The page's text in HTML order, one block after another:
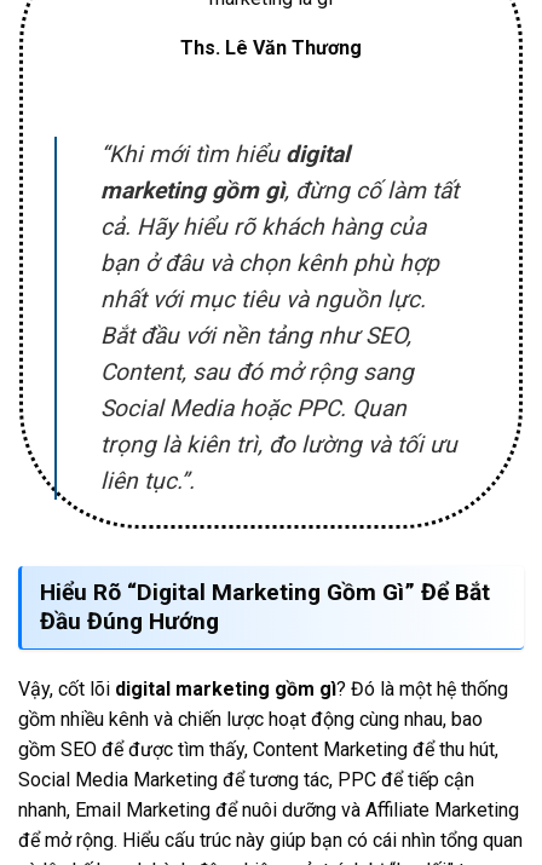
Ths. Lê Văn Thương
“Khi mới tìm hiểu digital
marketing gồm gì, đừng cố làm tất
cả. Hãy hiểu rõ khách hàng của
bạn ở đâu và chọn kênh phù hợp
nhất với mục tiêu và nguồn lực.
Bắt đầu với nền tảng như SEO,
Content, sau đó mở rộng sang
Social Media hoặc PPC. Quan
trọng là kiên trì, đo lường và tối ưu
liên tục.”.
Hiểu Rõ “Digital Marketing Gồm Gì” Để Bắt
Đầu Đúng Hướng
Vậy, cốt lõi digital marketing gồm gì? Đó là một hệ thống
gồm nhiều kênh và chiến lược hoạt động cùng nhau, bao
gồm SEO để được tìm thấy, Content Marketing để thu hút,
Social Media Marketing để tương tác, PPC để tiếp cận
nhanh, Email Marketing để nuôi dưỡng và Affiliate Marketing
để mở rộng. Hiểu cấu trúc này giúp bạn có cái nhìn tổng quan